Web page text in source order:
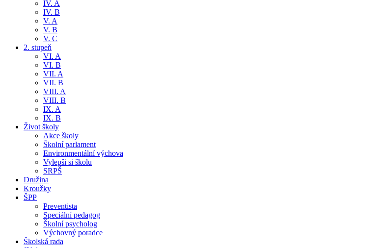
IV. A
IV. B
V. A
V. B
V. C
2. stupeň
VI. A
VI. B
VII. A
VII. B
VIII. A
VIII. B
IX. A
IX. B
Život školy
Akce školy
Školní parlament
Environmentální výchova
Vylepši si školu
SRPŠ
Družina
Kroužky
ŠPP
Preventista
Speciální pedagog
Školní psycholog
Výchovný poradce
Školská rada